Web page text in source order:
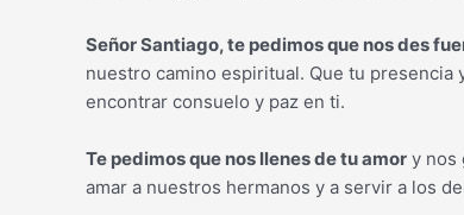
Señor Santiago, te pedimos que nos des
nuestro camino espiritual. Que tu presencia
encontrar consuelo y paz en ti.
Te pedimos que nos llenes de tu amor y nos
amar a nuestros hermanos y a servir a los